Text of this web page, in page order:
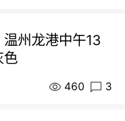
州龙港中午13
色
460 3